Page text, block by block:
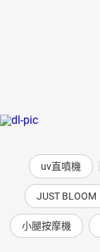
uv直噴機
JUST BLOOM
小腿按摩機